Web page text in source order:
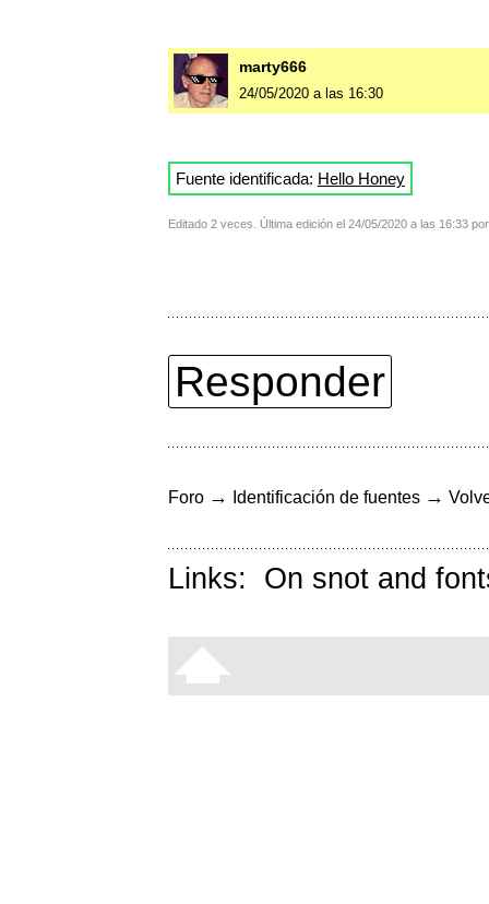
marty666
24/05/2020 a las 16:30
Fuente identificada: Hello Honey
Editado 2 veces. Última edición el 24/05/2020 a las 16:33
Responder
Foro → Identificación de fuentes →
Links: On snot and